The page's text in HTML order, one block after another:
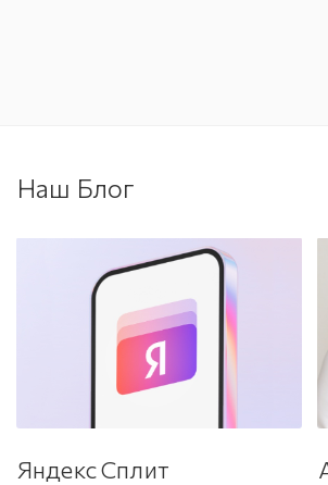
Наш Блог
Яндекс Сплит